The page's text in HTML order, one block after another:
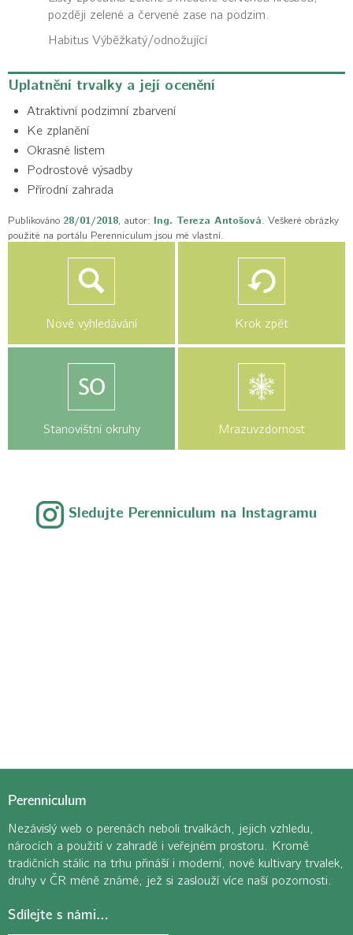
později zelené a červené zase na podzim.
Habitus Výběžkatý/odnožující
Uplatnění trvalky a její ocenění
Atraktivní podzimní zbarvení
Ke zplanění
Okrasné listem
Podrostové výsadby
Přírodní zahrada
Publikováno 28/01/2018, autor: Ing. Tereza Antošová. Veškeré obrázky
použité na portálu Perenniculum jsou mé vlastní.
Nové vyhledávání Krok zpět
Stanovištní okruhy Mrazuvzdornost
Sledujte Perenniculum na Instagramu
Perenniculum
Nezávislý web o perenách neboli trvalkách, jejich vzhledu,
nárocích a použití v zahradě i veřejném prostoru. Kromě
tradičních stálic na trhu přináší i moderní, nové kultivary trvalek,
druhy v ČR méně známé, jež si zaslouží více naší pozornosti.
Sdílejte s námi…